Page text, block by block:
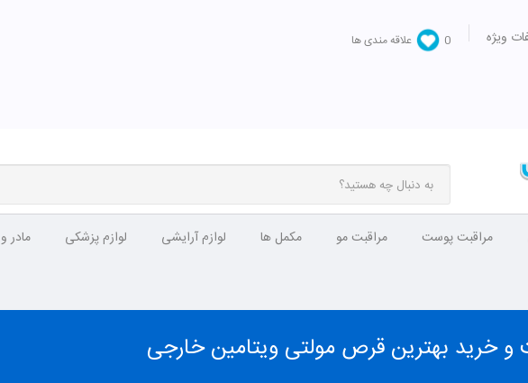
ویژه 0 علاقه مندی ها
مراقبت پوست مراقبت مو مکمل ها لوازم آرایشی لوازم پزشکی مادر
و خرید بهترین قرص مولتی ویتامین خارجی